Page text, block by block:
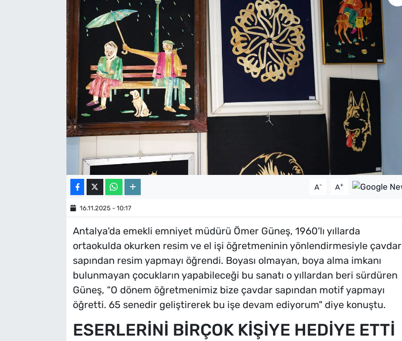
A- A+
16.11.2025 - 10:17
Antalya'da emekli emniyet müdürü Ömer Güneş, 1960'lı yıllarda
ortaokulda okurken resim ve el işi öğretmeninin yönlendirmesiyle çavdar
sapından resim yapmayı öğrendi. Boyası olmayan, boya alma imkanı
bulunmayan çocukların yapabileceği bu sanatı o yıllardan beri sürdüren
Güneş, “O dönem öğretmenimiz bize çavdar sapından motif yapmayı
öğretti. 65 senedir geliştirerek bu işe devam ediyorum" diye konuştu.
ESERLERİNİ BİRÇOK KİŞİYE HEDİYE ETTİ